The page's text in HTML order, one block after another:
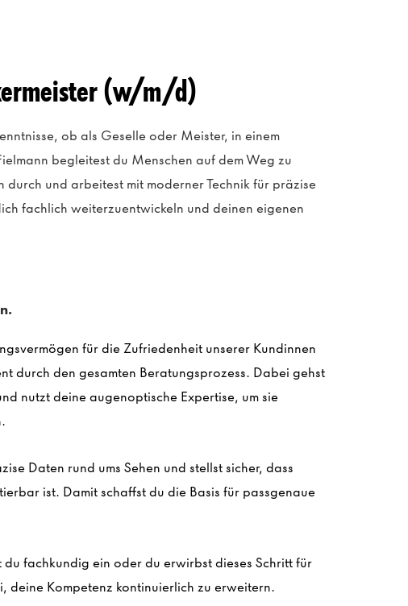
(w/m/d)
ob als Geselle oder Meister, in einem
begleitest du Menschen auf dem Weg zu
und arbeitest mit moderner Technik für präzise
fachlich weiterzuentwickeln und deinen eigenen
für die Zufriedenheit unserer Kundinnen
durch den gesamten Beratungsprozess. Dabei gehst
nutzt deine augenoptische Expertise, um sie
Daten rund ums Sehen und stellst sicher, dass
ist. Damit schaffst du die Basis für passgenaue
du fachkundig ein oder du erwirbst dieses Schritt für
deine Kompetenz kontinuierlich zu erweitern.